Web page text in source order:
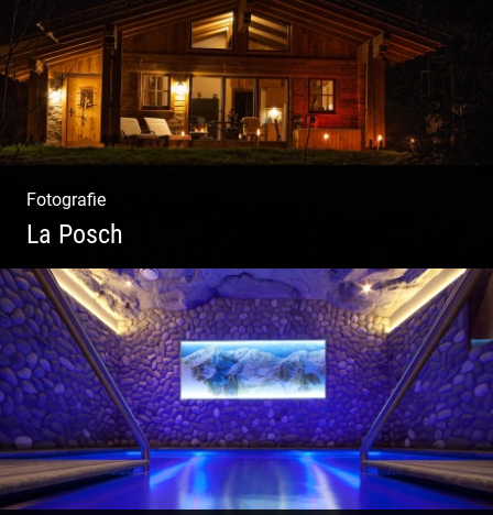
Texting | Feine Weine
Fotografie
La Posch
Kuschelige Chalets | Traumhaftes Tirol |
Luxuriöse Auszeit | Alpiner Lifestyle